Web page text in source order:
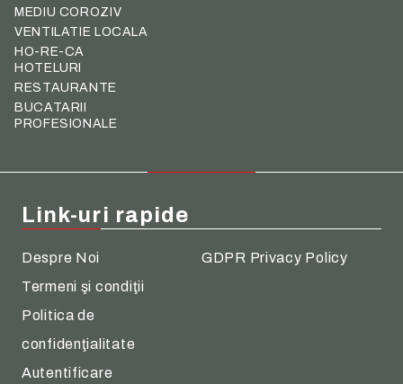
MEDIU COROZIV
VENTILATIE LOCALA
HO-RE-CA
HOTELURI
RESTAURANTE
BUCATARII
PROFESIONALE
Link-uri rapide
Despre Noi
Termeni şi condiţii
Politica de
confidenţialitate
Autentificare
GDPR Privacy Policy